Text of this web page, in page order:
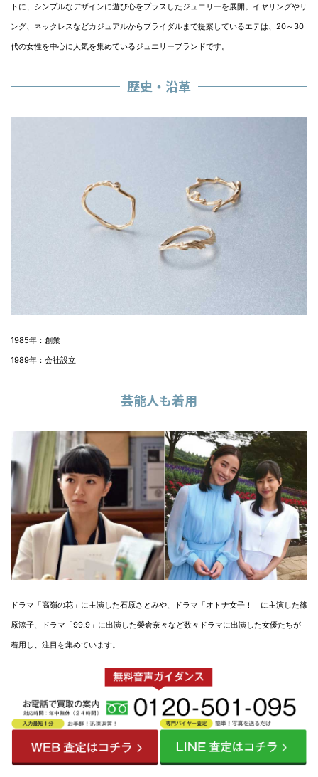
トに、シンプルなデザインに遊び心をプラスしたジュエリーを展開。イヤリングやリ
ング、ネックレスなどカジュアルからブライダルまで提案しているエテは、20～30
代の女性を中心に人気を集めているジュエリーブランドです。
歴史・沿革
1985年：創業
1989年：会社設立
芸能人も着用
ドラマ「高嶺の花」に主演した石原さとみや、ドラマ「オトナ女子！」に主演した篠
原涼子、ドラマ「99.9」に出演した榮倉奈々など数々ドラマに出演した女優たちが
着用し、注目を集めています。